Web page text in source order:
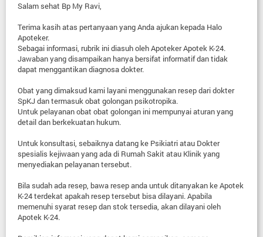
Salam sehat Bp My Ravi,
Terima kasih atas pertanyaan yang Anda ajukan kepada Halo
Apoteker.
Sebagai informasi, rubrik ini diasuh oleh Apoteker Apotek K-24.
Jawaban yang disampaikan hanya bersifat informatif dan tidak
dapat menggantikan diagnosa dokter.
Obat yang dimaksud kami layani menggunakan resep dari dokter
SpKJ dan termasuk obat golongan psikotropika.
Untuk pelayanan obat obat golongan ini mempunyai aturan yang
detail dan berkekuatan hukum.
Untuk konsultasi, sebaiknya datang ke Psikiatri atau Dokter
spesialis kejiwaan yang ada di Rumah Sakit atau Klinik yang
menyediakan pelayanan tersebut.
Bila sudah ada resep, bawa resep anda untuk ditanyakan ke Apotek
K-24 terdekat apakah resep tersebut bisa dilayani. Apabila
memenuhi syarat resep dan stok tersedia, akan dilayani oleh
Apotek K-24.